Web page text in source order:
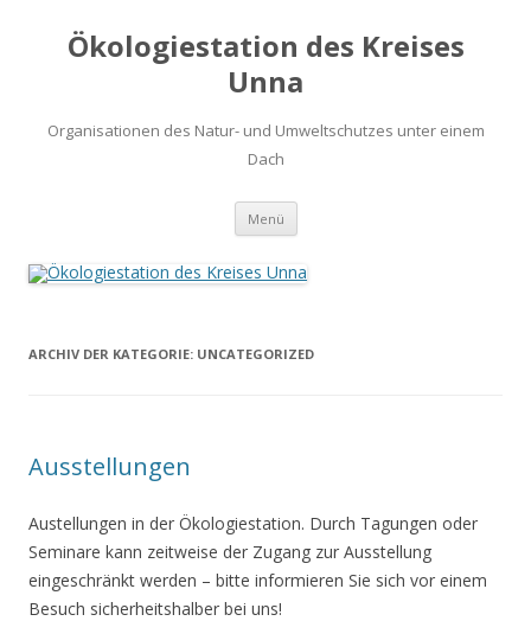
Ökologiestation des Kreises
Unna
Organisationen des Natur- und Umweltschutzes unter einem
Dach
Menü Zum
springen
ARCHIV DER KATEGORIE: UNCATEGORIZED
Ausstellungen
Austellungen in der Ökologiestation. Durch Tagungen oder
Seminare kann zeitweise der Zugang zur Ausstellung
eingeschränkt werden – bitte informieren Sie sich vor einem
Besuch sicherheitshalber bei uns!